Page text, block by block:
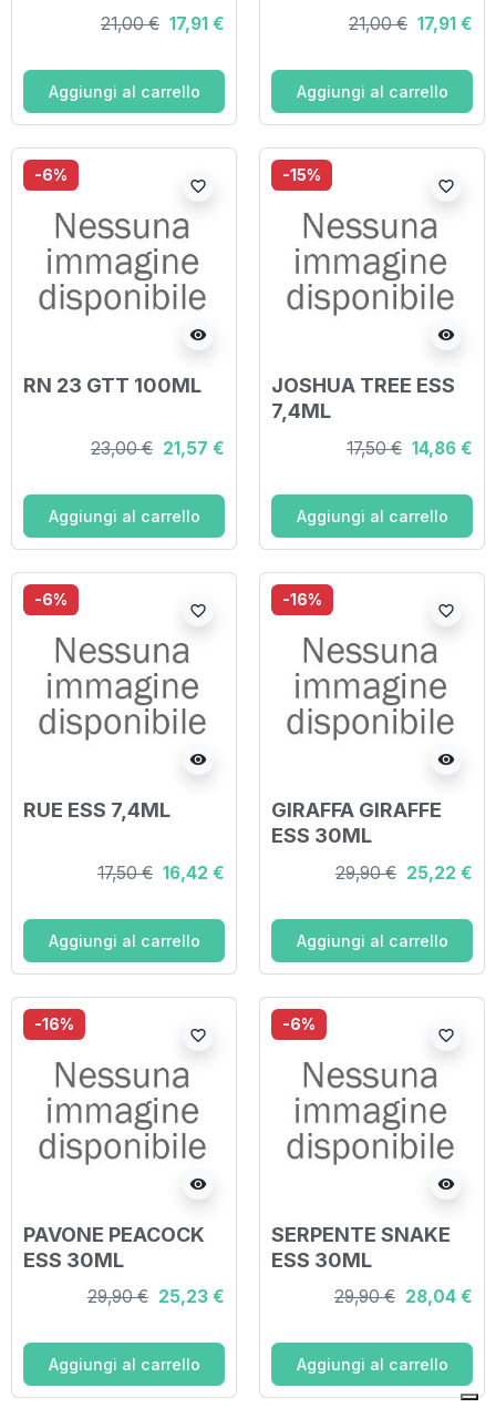
21,00 € 17,91 €
Aggiungi al carrello
21,00 € 17,91 €
Aggiungi al carrello
-6%
visibility
favorite_border
RN 23 GTT 100ML
23,00 € 21,57 €
Aggiungi al carrello
-15%
visibility
favorite_border
JOSHUA TREE ESS
7,4ML
17,50 € 14,86 €
Aggiungi al carrello
-6%
visibility
favorite_border
RUE ESS 7,4ML
17,50 € 16,42 €
Aggiungi al carrello
-16%
visibility
favorite_border
GIRAFFA GIRAFFE
ESS 30ML
29,90 € 25,22 €
Aggiungi al carrello
-16%
visibility
favorite_border
PAVONE PEACOCK
ESS 30ML
29,90 € 25,23 €
Aggiungi al carrello
-6%
visibility
favorite_border
SERPENTE SNAKE
ESS 30ML
29,90 € 28,04 €
Aggiungi al carrello